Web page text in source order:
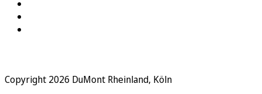
Copyright 2026 DuMont Rheinland, Köln